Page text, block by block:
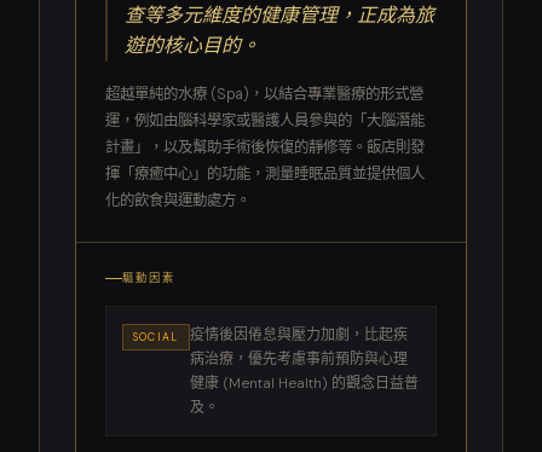
查等多元維度的健康管理，正成為旅
遊的核心目的。
超越單純的水療 (Spa)，以結合專業醫療的形式營
運，例如由腦科學家或醫護人員參與的「大腦潛能
計畫」，以及幫助手術後恢復的靜修等。飯店則發
揮「療癒中心」的功能，測量睡眠品質並提供個人
化的飲食與運動處方。
驅動因素
SOCIAL
疫情後因倦怠與壓力加劇，比起疾
病治療，優先考慮事前預防與心理
健康 (Mental Health) 的觀念日益普
及。